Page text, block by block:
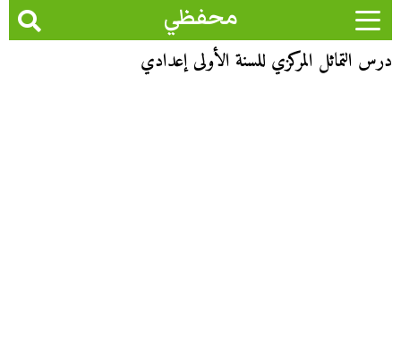
محفظي
درس التماثل المركزي للسنة الأولى إعدادي